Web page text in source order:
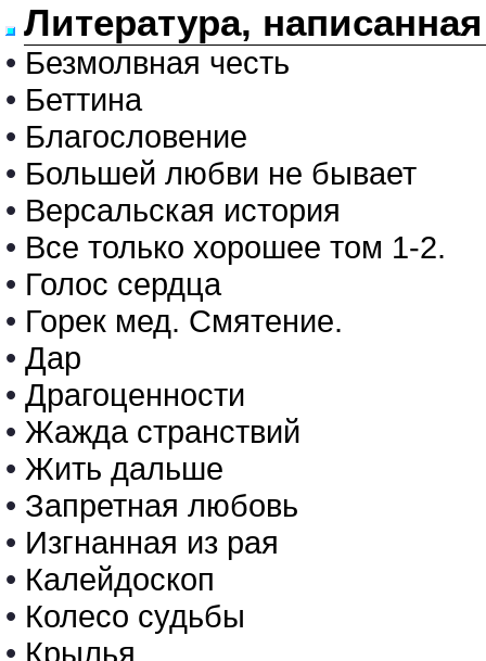
Литература,
• Безмолвная честь
• Беттина
• Благословение
• Большей любви не бывает
• Версальская история
• Все только хорошее том 1-2.
• Голос сердца
• Горек мед. Смятение.
• Дар
• Драгоценности
• Жажда странствий
• Жить дальше
• Запретная любовь
• Изгнанная из рая
• Калейдоскоп
• Колесо судьбы
• Крылья